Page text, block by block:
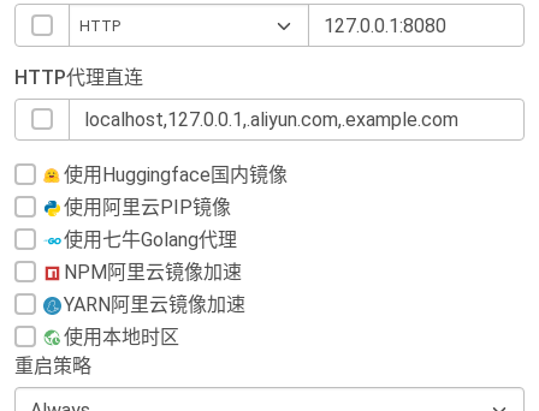
HTTP代理直连
使用Huggingface国内镜像
使用阿里云PIP镜像
使用七牛Golang代理
NPM阿里云镜像加速
YARN阿里云镜像加速
使用本地时区
重启策略